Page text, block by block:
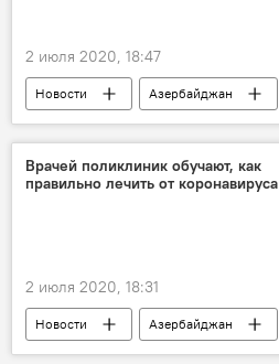
2 июля 2020, 18:47
Новости Азербайджан
ЖИЗНЬ
Коронавирус
Кабинет министров АР
Врачей поликлиник обучают, как
правильно лечить от коронавируса
2 июля 2020, 18:31
Новости Азербайджан
ЖИЗНЬ
Коронавирус